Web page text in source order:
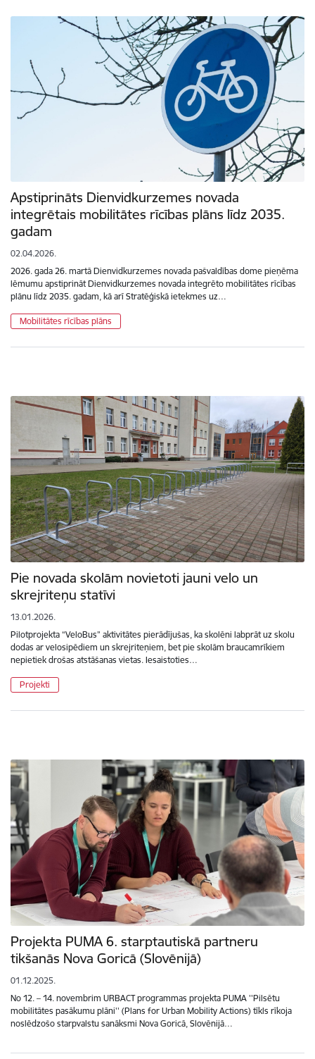
Apstiprināts Dienvidkurzemes novada
integrētais mobilitātes rīcības plāns līdz 2035.
gadam
02.04.2026.
2026. gada 26. martā Dienvidkurzemes novada pašvaldības dome pieņēma
lēmumu apstiprināt Dienvidkurzemes novada integrēto mobilitātes rīcības
plānu līdz 2035. gadam, kā arī Stratēģiskā ietekmes uz…
Mobilitātes rīcības plāns
Pie novada skolām novietoti jauni velo un
skrejriteņu statīvi
13.01.2026.
Pilotprojekta “VeloBus” aktivitātes pierādījušas, ka skolēni labprāt uz skolu
dodas ar velosipēdiem un skrejriteņiem, bet pie skolām braucamrīkiem
nepietiek drošas atstāšanas vietas. Iesaistoties…
Projekti
Projekta PUMA 6. starptautiskā partneru
tikšanās Nova Goricā (Slovēnijā)
01.12.2025.
No 12. – 14. novembrim URBACT programmas projekta PUMA ''Pilsētu
mobilitātes pasākumu plāni'' (Plans for Urban Mobility Actions) tīkls rīkoja
noslēdzošo starpvalstu sanāksmi Nova Goricā, Slovēnijā…